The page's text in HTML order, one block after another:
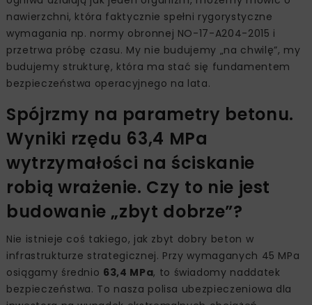
nawierzchni, która faktycznie spełni rygorystyczne
wymagania np. normy obronnej NO-17-A204-2015 i
przetrwa próbę czasu. My nie budujemy „na chwilę”, my
budujemy strukturę, która ma stać się fundamentem
bezpieczeństwa operacyjnego na lata.
Spójrzmy na parametry betonu.
Wyniki rzędu 63,4 MPa
wytrzymałości na ściskanie
robią wrażenie. Czy to nie jest
budowanie „zbyt dobrze”?
Nie istnieje coś takiego, jak zbyt dobry beton w
infrastrukturze strategicznej. Przy wymaganych 45 MPa
osiągamy średnio 63,4 MPa, to świadomy naddatek
bezpieczeństwa. To nasza polisa ubezpieczeniowa dla